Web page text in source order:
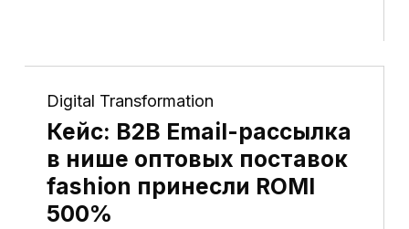
Digital Transformation
Кейс: B2B Email-рассылка
в нише оптовых поставок
fashion принесли ROMI
500%